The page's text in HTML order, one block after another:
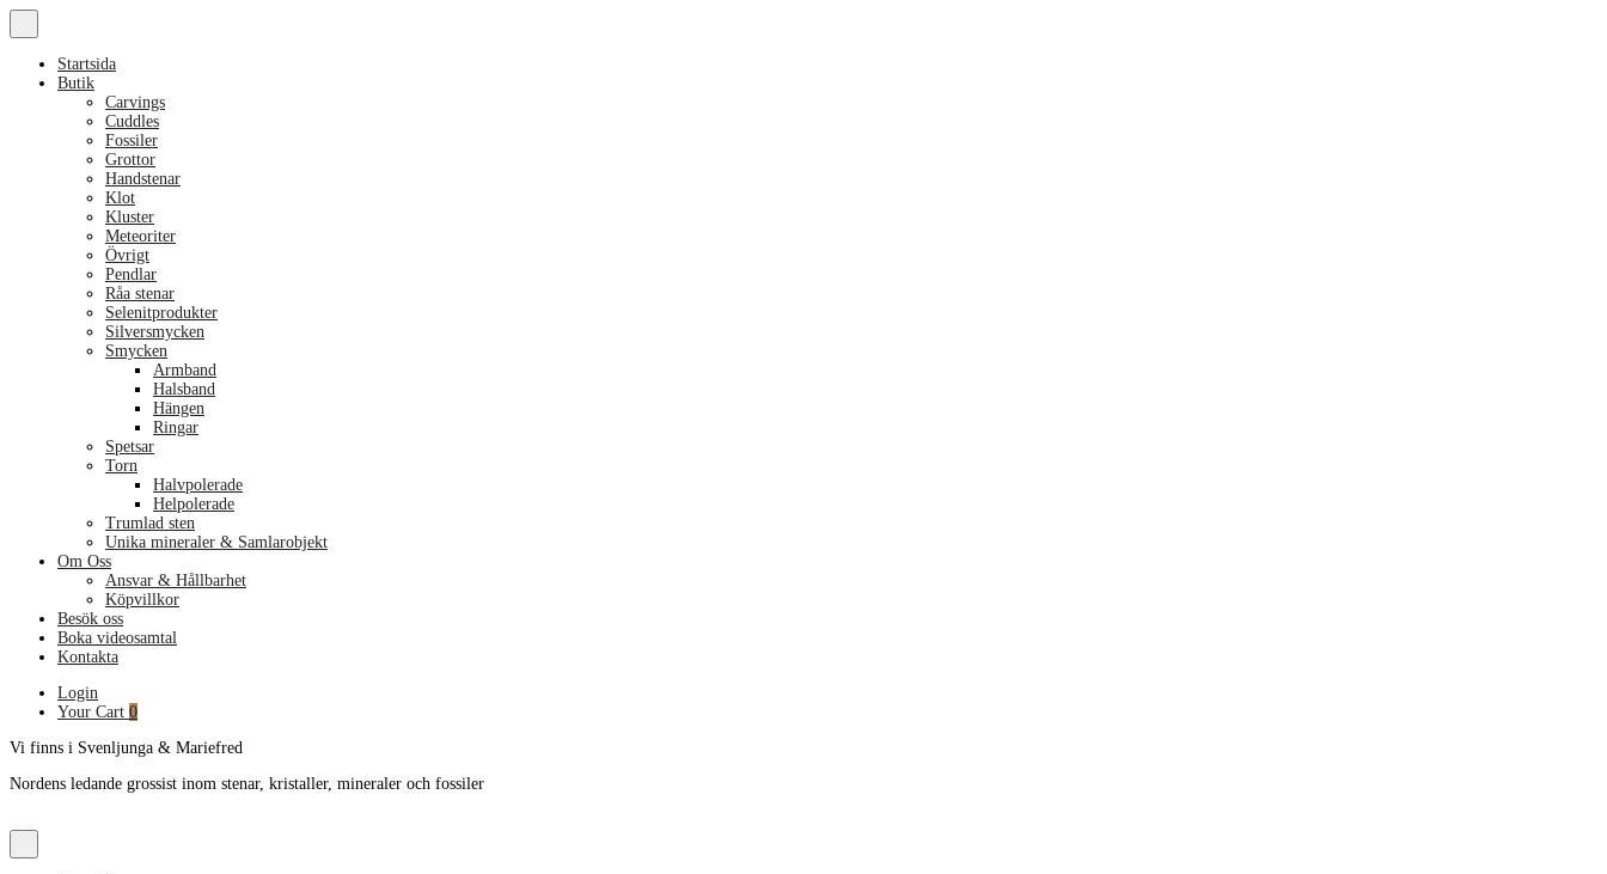
Startsida
Butik
Carvings
Cuddles
Fossiler
Grottor
Handstenar
Klot
Kluster
Meteoriter
Övrigt
Pendlar
Råa stenar
Selenitprodukter
Silversmycken
Smycken
Armband
Halsband
Hängen
Ringar
Spetsar
Torn
Halvpolerade
Helpolerade
Trumlad sten
Unika mineraler & Samlarobjekt
Om Oss
Ansvar & Hållbarhet
Köpvillkor
Besök oss
Boka videosamtal
Kontakta
Login
Your Cart 0
Vi finns i Svenljunga & Mariefred
Nordens ledande grossist inom stenar, kristaller, mineraler och fossiler